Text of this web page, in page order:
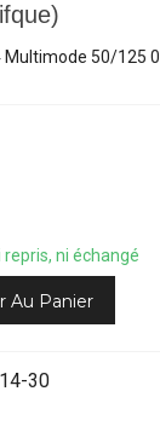
Multimode 50/125
ni échangé
Au Panier
30